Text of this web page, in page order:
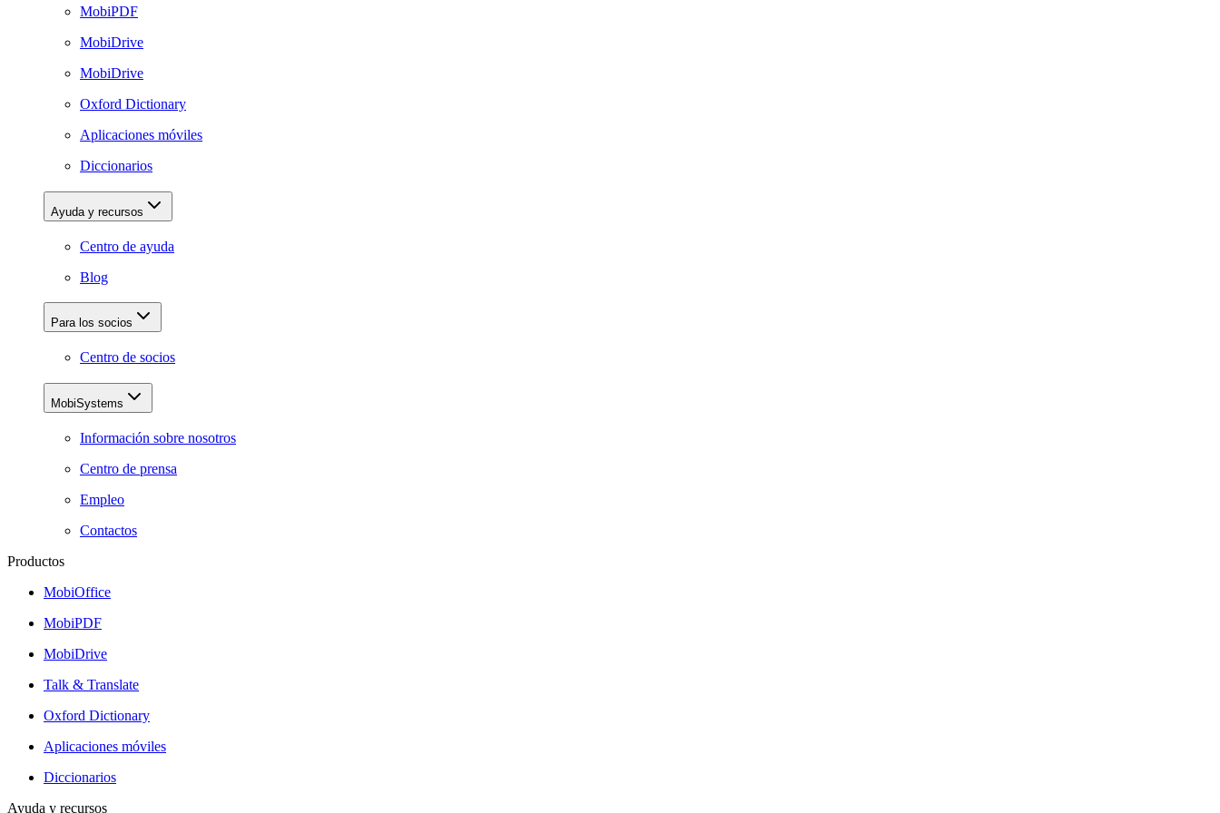
MobiPDF
MobiDrive
MobiDrive
Oxford Dictionary
Aplicaciones móviles
Diccionarios
Ayuda y recursos
Centro de ayuda
Blog
Para los socios
Centro de socios
MobiSystems
Información sobre nosotros
Centro de prensa
Empleo
Contactos
Productos
MobiOffice
MobiPDF
MobiDrive
Talk & Translate
Oxford Dictionary
Aplicaciones móviles
Diccionarios
Ayuda y recursos